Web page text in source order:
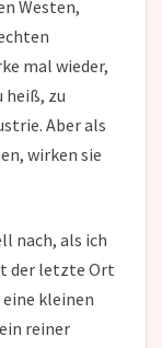
Westen,
mal wieder,
heiß, zu
Aber als
wirken sie
nach, als ich
der letzte Ort
kleinen
reiner